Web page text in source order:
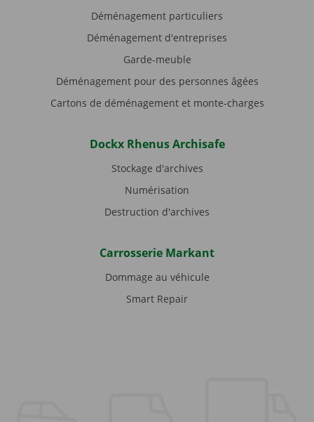
Déménagement particuliers
Déménagement d'entreprises
Garde-meuble
Déménagement pour des personnes âgées
Cartons de déménagement et monte-charges
Dockx Rhenus Archisafe
Stockage d'archives
Numérisation
Destruction d'archives
Carrosserie Markant
Dommage au véhicule
Smart Repair